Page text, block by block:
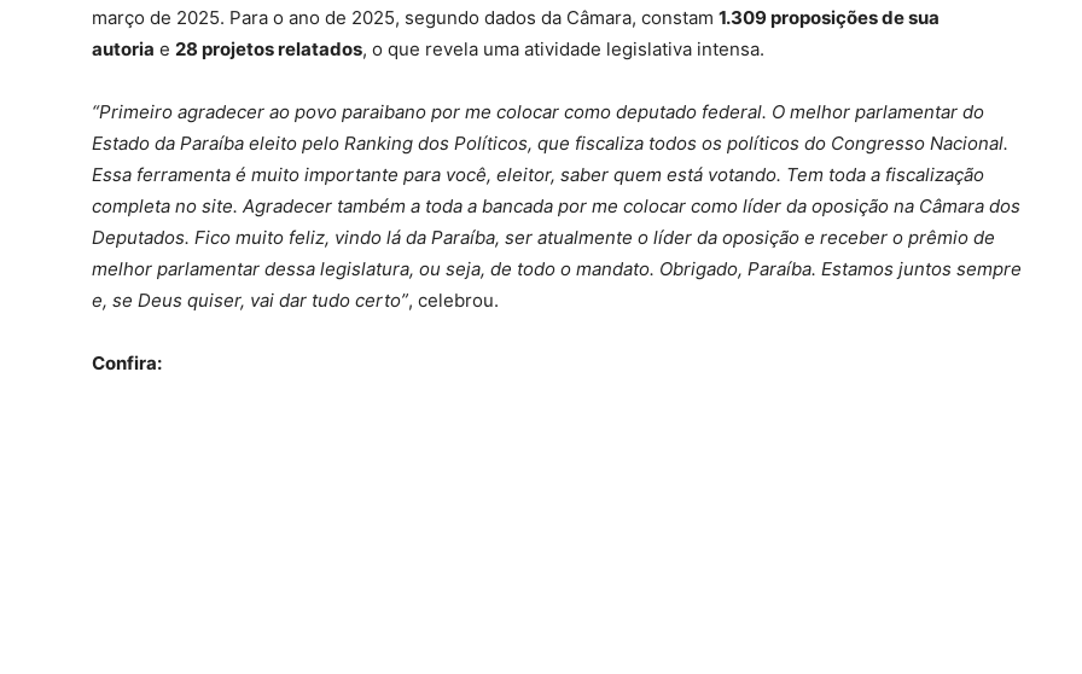
março de 2025. Para o ano de 2025, segundo dados da Câmara, constam 1.309 proposições de sua
autoria e 28 projetos relatados, o que revela uma atividade legislativa intensa.
“Primeiro agradecer ao povo paraibano por me colocar como deputado federal. O melhor parlamentar do
Estado da Paraíba eleito pelo Ranking dos Políticos, que fiscaliza todos os políticos do Congresso Nacional.
Essa ferramenta é muito importante para você, eleitor, saber quem está votando. Tem toda a fiscalização
completa no site. Agradecer também a toda a bancada por me colocar como líder da oposição na Câmara dos
Deputados. Fico muito feliz, vindo lá da Paraíba, ser atualmente o líder da oposição e receber o prêmio de
melhor parlamentar dessa legislatura, ou seja, de todo o mandato. Obrigado, Paraíba. Estamos juntos sempre
e, se Deus quiser, vai dar tudo certo”, celebrou.
Confira: